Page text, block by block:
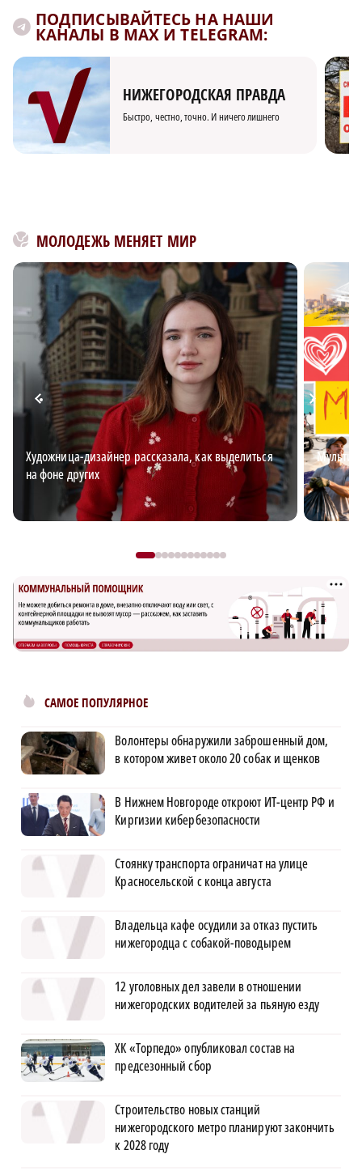
ПОДПИСЫВАЙТЕСЬ НА НАШИ
КАНАЛЫ В MAX И TELEGRAM:
НИЖЕГОРОДСКАЯ ПРАВДА
Быстро, честно, точно. И ничего лишнего
МОЛОДЕЖЬ МЕНЯЕТ МИР
Художница-дизайнер рассказала, как выделиться
на фоне других
САМОЕ ПОПУЛЯРНОЕ
Волонтеры обнаружили заброшенный дом,
в котором живет около 20 собак и щенков
В Нижнем Новгороде откроют ИТ-центр РФ и
Киргизии кибербезопасности
Стоянку транспорта ограничат на улице
Красносельской с конца августа
Владельца кафе осудили за отказ пустить
нижегородца с собакой-поводырем
12 уголовных дел завели в отношении
нижегородских водителей за пьяную езду
ХК «Торпедо» опубликовал состав на
предсезонный сбор
Строительство новых станций
нижегородского метро планируют закончить
к 2028 году